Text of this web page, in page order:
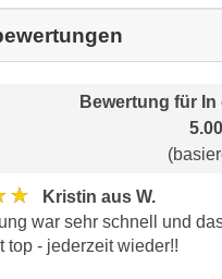
Bewertung für
5.00
Kristin aus W.
war sehr schnell und
top - jederzeit wieder!!